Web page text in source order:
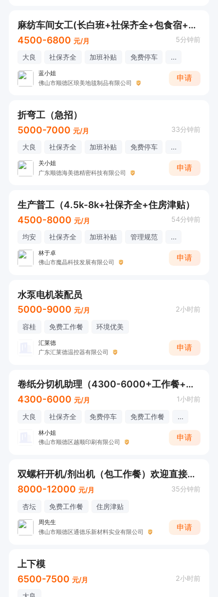
麻纺车间女工(长白班+社保齐全+包食宿+大良上班）针纺/剪毛
4500-6800 元/月 5分钟前
大良 社保齐全 加班补贴 免费停车 ...
蓝小姐
佛山市顺德区琅美地毯制品有限公司
申请
折弯工（急招）
5000-7000 元/月 33分钟前
大良 社保齐全 加班补贴 免费停车 ...
关小姐
广东顺德海美德精密科技有限公司
申请
生产普工（4.5k-8k+社保齐全+住房津贴）
4500-8000 元/月 54分钟前
均安 社保齐全 加班补贴 管理规范 ...
林于卓
佛山市魔晶科技发展有限公司
申请
水泵电机装配员
5000-9000 元/月 2小时前
容桂 免费工作餐 环境优美
汇莱德
广东汇莱德温控器有限公司
申请
卷纸分切机助理（4300-6000+工作餐+接受应届生）
4300-6000 元/月 1小时前
大良 社保齐全 免费停车 免费工作餐 ...
林小姐
佛山市顺德区越顺印刷有限公司
申请
双螺杆开机/剂出机（包工作餐）欢迎直接电话联系
8000-12000 元/月 35分钟前
杏坛 免费工作餐 住房津贴
周先生
佛山市顺德区通德乐新材料实业有限公司
申请
上下模
6500-7500 元/月 2小时前